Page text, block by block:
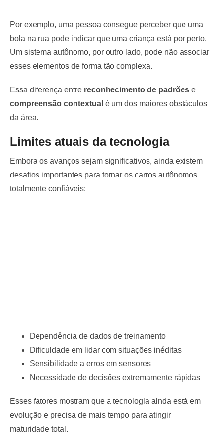
Por exemplo, uma pessoa consegue perceber que uma
bola na rua pode indicar que uma criança está por perto.
Um sistema autônomo, por outro lado, pode não associar
esses elementos de forma tão complexa.
Essa diferença entre reconhecimento de padrões e
compreensão contextual é um dos maiores obstáculos
da área.
Limites atuais da tecnologia
Embora os avanços sejam significativos, ainda existem
desafios importantes para tornar os carros autônomos
totalmente confiáveis:
Dependência de dados de treinamento
Dificuldade em lidar com situações inéditas
Sensibilidade a erros em sensores
Necessidade de decisões extremamente rápidas
Esses fatores mostram que a tecnologia ainda está em
evolução e precisa de mais tempo para atingir
maturidade total.